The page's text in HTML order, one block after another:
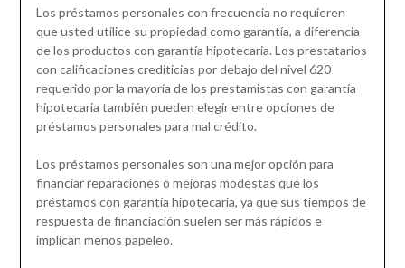
Los préstamos personales con frecuencia no requieren
que usted utilice su propiedad como garantía, a diferencia
de los productos con garantía hipotecaria. Los prestatarios
con calificaciones crediticias por debajo del nivel 620
requerido por la mayoría de los prestamistas con garantía
hipotecaria también pueden elegir entre opciones de
préstamos personales para mal crédito.
Los préstamos personales son una mejor opción para
financiar reparaciones o mejoras modestas que los
préstamos con garantía hipotecaria, ya que sus tiempos de
respuesta de financiación suelen ser más rápidos e
implican menos papeleo.